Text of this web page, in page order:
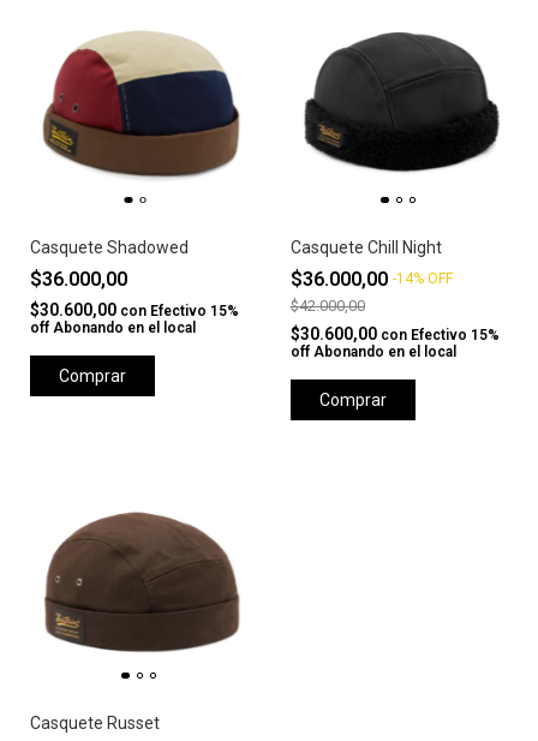
Casquete Shadowed
$36.000,00
$30.600,00 con Efectivo 15%
off Abonando en el local
Comprar
Casquete Chill Night
$36.000,00 -14% OFF
$42.000,00
$30.600,00 con Efectivo 15%
off Abonando en el local
Comprar
Casquete Russet